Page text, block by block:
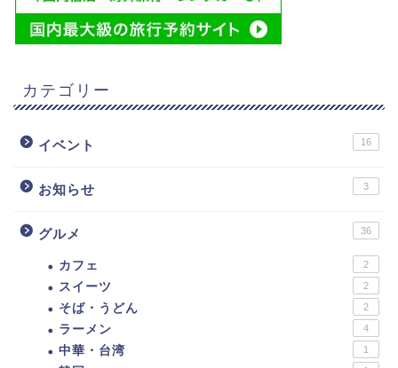
カテゴリー
イベント 16
お知らせ 3
グルメ 36
カフェ 2
スイーツ 2
そば・うどん 2
ラーメン 4
中華・台湾 1